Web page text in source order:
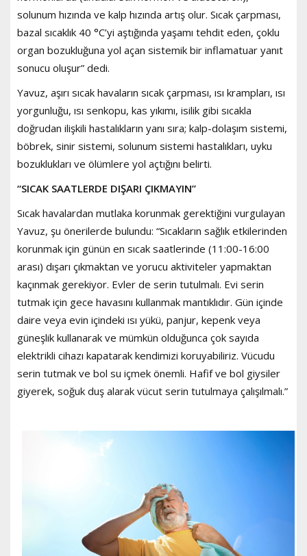
solunum hızında ve kalp hızında artış olur. Sıcak çarpması,
bazal sıcaklık 40 °C’yi aştığında yaşamı tehdit eden, çoklu
organ bozukluğuna yol açan sistemik bir inflamatuar yanıt
sonucu oluşur” dedi.
Yavuz, aşırı sıcak havaların sıcak çarpması, ısı krampları, ısı
yorgunluğu, ısı senkopu, kas yıkımı, isilik gibi sıcakla
doğrudan ilişkili hastalıkların yanı sıra; kalp-dolaşım sistemi,
böbrek, sinir sistemi, solunum sistemi hastalıkları, uyku
bozuklukları ve ölümlere yol açtığını belirti.
“SICAK SAATLERDE DIŞARI ÇIKMAYIN”
Sıcak havalardan mutlaka korunmak gerektiğini vurgulayan
Yavuz, şu önerilerde bulundu: “Sıcakların sağlık etkilerinden
korunmak için günün en sıcak saatlerinde (11:00-16:00
arası) dışarı çıkmaktan ve yorucu aktiviteler yapmaktan
kaçınmak gerekiyor. Evler de serin tutulmalı. Evi serin
tutmak için gece havasını kullanmak mantıklıdır. Gün içinde
daire veya evin içindeki ısı yükü, panjur, kepenk veya
güneşlik kullanarak ve mümkün olduğunca çok sayıda
elektrikli cihazı kapatarak kendimizi koruyabiliriz. Vücudu
serin tutmak ve bol su içmek önemli. Hafif ve bol giysiler
giyerek, soğuk duş alarak vücut serin tutulmaya çalışılmalı.”